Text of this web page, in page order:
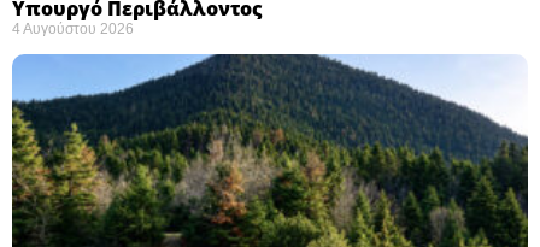
Υπουργό Περιβάλλοντος
4 Αυγούστου 2026